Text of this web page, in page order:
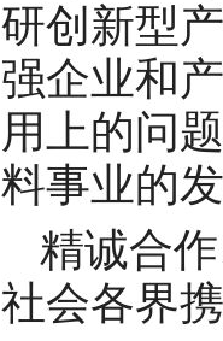
研创新型
强企业和
用上的问
料事业的
精诚合
社会各界